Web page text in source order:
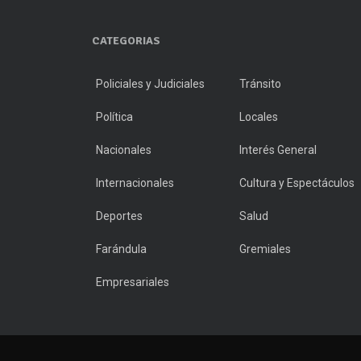
CATEGORIAS
Policiales y Judiciales Tránsito
Política Locales
Nacionales Interés General
Internacionales Cultura y Espectáculos
Deportes Salud
Farándula Gremiales
Empresariales